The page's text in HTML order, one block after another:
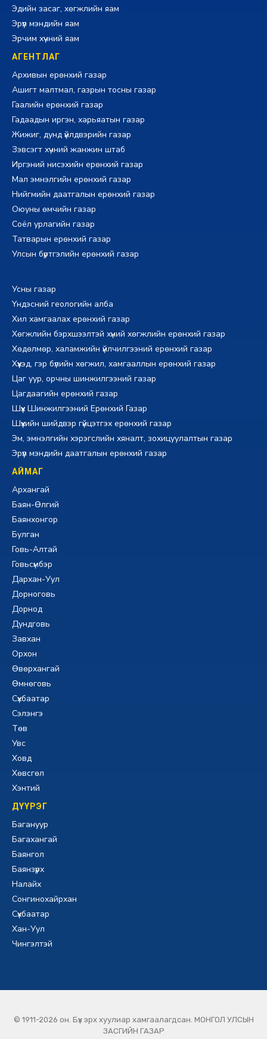
Эдийн засаг, хөгжлийн яам
Эрүүл мэндийн яам
Эрчим хүчний яам
АГЕНТЛАГ
Архивын ерөнхий газар
Ашигт малтмал, газрын тосны газар
Гаалийн ерөнхий газар
Гадаадын иргэн, харьяатын газар
Жижиг, дунд үйлдвэрийн газар
Зэвсэгт хүчний жанжин штаб
Иргэний нисэхийн ерөнхий газар
Мал эмнэлгийн ерөнхий газар
Нийгмийн даатгалын ерөнхий газар
Оюуны өмчийн газар
Соёл урлагийн газар
Татварын ерөнхий газар
Улсын бүртгэлийн ерөнхий газар
Усны газар
Үндэсний геологийн алба
Хил хамгаалах ерөнхий газар
Хөгжлийн бэрхшээлтэй хүний хөгжлийн ерөнхий газар
Хөдөлмөр, халамжийн үйлчилгээний ерөнхий газар
Хүүхэд, гэр бүлийн хөгжил, хамгааллын ерөнхий газар
Цаг уур, орчны шинжилгээний газар
Цагдаагийн ерөнхий газар
Шүүх Шинжилгээний Ерөнхий Газар
Шүүхийн шийдвэр гүйцэтгэх ерөнхий газар
Эм, эмнэлгийн хэрэгслийн хяналт, зохицуулалтын газар
Эрүүл мэндийн даатгалын ерөнхий газар
АЙМАГ
Архангай
Баян-Өлгий
Баянхонгор
Булган
Говь-Алтай
Говьсүмбэр
Дархан-Уул
Дорноговь
Дорнод
Дундговь
Завхан
Орхон
Өвөрхангай
Өмнөговь
Сүхбаатар
Сэлэнгэ
Төв
Увс
Ховд
Хөвсгөл
Хэнтий
ДҮҮРЭГ
Багануур
Багахангай
Баянгол
Баянзүрх
Налайх
Сонгинохайрхан
Сүхбаатар
Хан-Уул
Чингэлтэй
© 1911-2026 он. Бүх эрх хуулиар хамгаалагдсан. МОНГОЛ УЛСЫН
ЗАСГИЙН ГАЗАР